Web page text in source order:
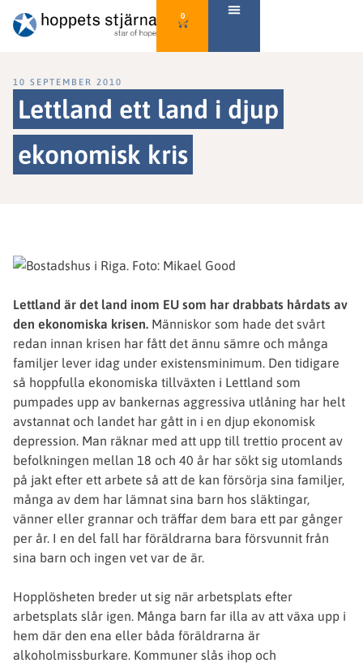
0
10 SEPTEMBER 2010
Lettland ett land i djup
ekonomisk kris
Lettland är det land inom EU som har drabbats hårdats av
den ekonomiska krisen. Människor som hade det svårt
redan innan krisen har fått det ännu sämre och många
familjer lever idag under existensminimum. Den tidigare
så hoppfulla ekonomiska tillväxten i Lettland som
pumpades upp av bankernas aggressiva utlåning har helt
avstannat och landet har gått in i en djup ekonomisk
depression. Man räknar med att upp till trettio procent av
befolkningen mellan 18 och 40 år har sökt sig utomlands
på jakt efter ett arbete så att de kan försörja sina familjer,
många av dem har lämnat sina barn hos släktingar,
vänner eller grannar och träffar dem bara ett par gånger
per år. I en del fall har föräldrarna bara försvunnit från
sina barn och ingen vet var de är.
Hopplösheten breder ut sig när arbetsplats efter
arbetsplats slår igen. Många barn far illa av att växa upp i
hem där den ena eller båda föräldrarna är
alkoholmissburkare. Kommuner slås ihop och